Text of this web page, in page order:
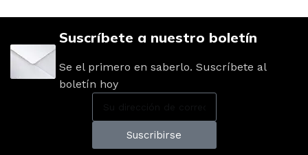
Suscríbete a nuestro boletín
Se el primero en saberlo. Suscríbete al
boletín hoy
Suscribirse